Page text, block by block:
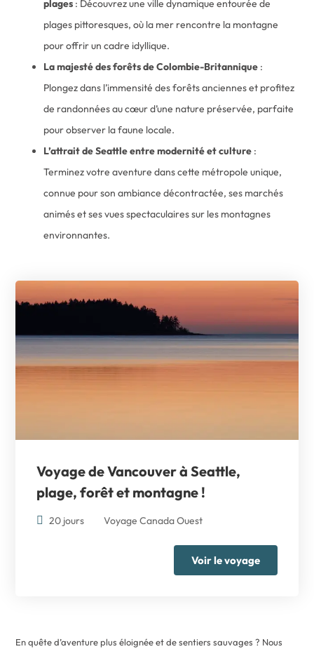
plages : Découvrez une ville dynamique entourée de
plages pittoresques, où la mer rencontre la montagne
pour offrir un cadre idyllique.
La majesté des forêts de Colombie-Britannique :
Plongez dans l’immensité des forêts anciennes et profitez
de randonnées au cœur d’une nature préservée, parfaite
pour observer la faune locale.
L’attrait de Seattle entre modernité et culture :
Terminez votre aventure dans cette métropole unique,
connue pour son ambiance décontractée, ses marchés
animés et ses vues spectaculaires sur les montagnes
environnantes.
Voyage de Vancouver à Seattle,
plage, forêt et montagne !
20 jours Voyage Canada Ouest
Voir le voyage
En quête d’aventure plus éloignée et de sentiers sauvages ? Nous